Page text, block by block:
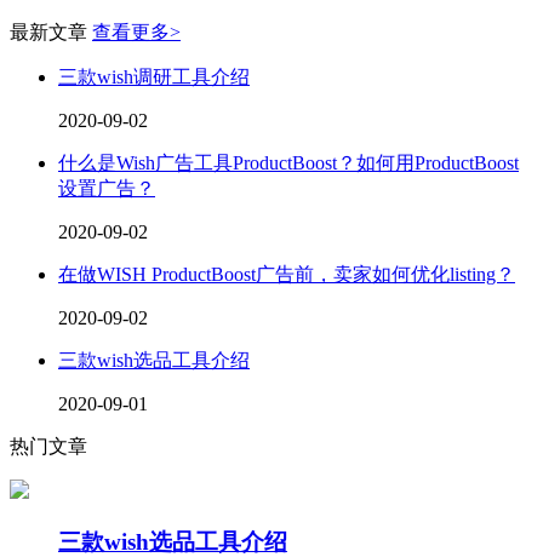
最新文章 查看更多>
三款wish调研工具介绍
2020-09-02
什么是Wish广告工具ProductBoost？如何用ProductBoost
设置广告？
2020-09-02
在做WISH ProductBoost广告前，卖家如何优化listing？
2020-09-02
三款wish选品工具介绍
2020-09-01
热门文章
三款wish选品工具介绍